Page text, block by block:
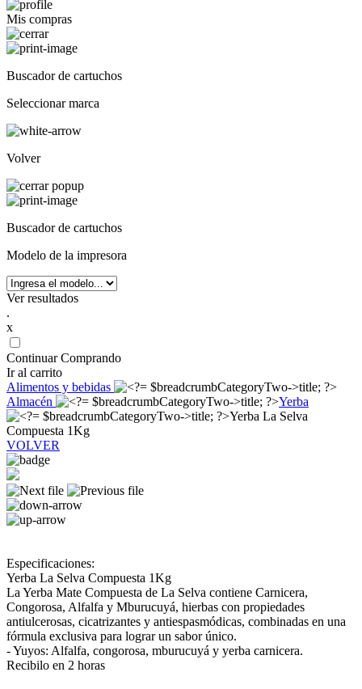
Mis compras
Buscador de cartuchos
Seleccionar marca
Volver
Buscador de cartuchos
Modelo de la impresora
Ver resultados
.
x
Continuar Comprando
Ir al carrito
Alimentos y bebidas
Almacén
Yerba
Yerba La Selva
Compuesta 1Kg
VOLVER
Especificaciones:
Yerba La Selva Compuesta 1Kg
La Yerba Mate Compuesta de La Selva contiene Carnicera,
Congorosa, Alfalfa y Mburucuyá, hierbas con propiedades
antiulcerosas, cicatrizantes y antiespasmódicas, combinadas en una
fórmula exclusiva para lograr un sabor único.
- Yuyos: Alfalfa, congorosa, mburucuyá y yerba carnicera.
Recibilo en 2 horas